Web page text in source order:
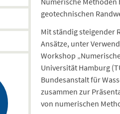
geotechnischen
Mit ständig steigender
Ansätze, unter
Workshop
Universität Hamburg
Bundesanstalt für
zusammen zur
von numerischen